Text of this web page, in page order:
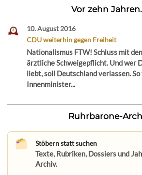
Vor zehn
10. August 2016
CDU weiterhin gegen Freiheit
Nationalismus FTW! Schluss mit
ärztliche Schweigepflicht. Und wer
liebt, soll Deutschland verlassen.
Innenminister...
Ruhrbarone-
Stöbern statt suchen
Texte, Rubriken, Dossiers und
Archiv.